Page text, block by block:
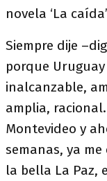
novela ‘La
Siempre dije
porque
inalcanzable,
amplia,
Montevideo y
semanas, ya
la bella La Paz,